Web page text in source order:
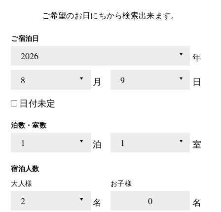
ご希望のお日にちから検索出来ます。
ご宿泊日
年
月
日
日付未定
泊数・室数
泊 室
宿泊人数
大人様
名
お子様
0 名